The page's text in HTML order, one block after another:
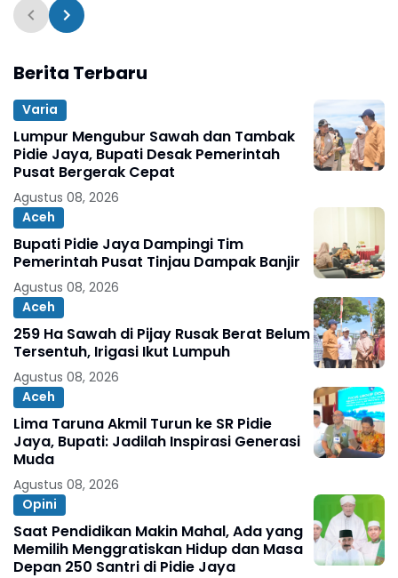
Berita Terbaru
Varia
Lumpur Mengubur Sawah dan Tambak
Pidie Jaya, Bupati Desak Pemerintah
Pusat Bergerak Cepat
Agustus 08, 2026
Aceh
Bupati Pidie Jaya Dampingi Tim
Pemerintah Pusat Tinjau Dampak Banjir
Agustus 08, 2026
Aceh
259 Ha Sawah di Pijay Rusak Berat Belum
Tersentuh, Irigasi Ikut Lumpuh
Agustus 08, 2026
Aceh
Lima Taruna Akmil Turun ke SR Pidie
Jaya, Bupati: Jadilah Inspirasi Generasi
Muda
Agustus 08, 2026
Opini
Saat Pendidikan Makin Mahal, Ada yang
Memilih Menggratiskan Hidup dan Masa
Depan 250 Santri di Pidie Jaya